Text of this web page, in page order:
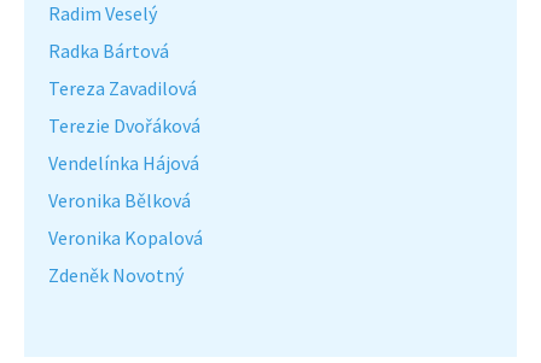
Radim Veselý
Radka Bártová
Tereza Zavadilová
Terezie Dvořáková
Vendelínka Hájová
Veronika Bělková
Veronika Kopalová
Zdeněk Novotný